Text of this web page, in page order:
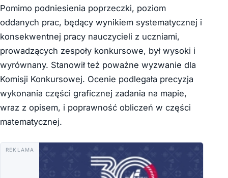
Pomimo podniesienia poprzeczki, poziom
oddanych prac, będący wynikiem systematycznej i
konsekwentnej pracy nauczycieli z uczniami,
prowadzących zespoły konkursowe, był wysoki i
wyrównany. Stanowił też poważne wyzwanie dla
Komisji Konkursowej. Ocenie podlegała precyzja
wykonania części graficznej zadania na mapie,
wraz z opisem, i poprawność obliczeń w części
matematycznej.
REKLAMA